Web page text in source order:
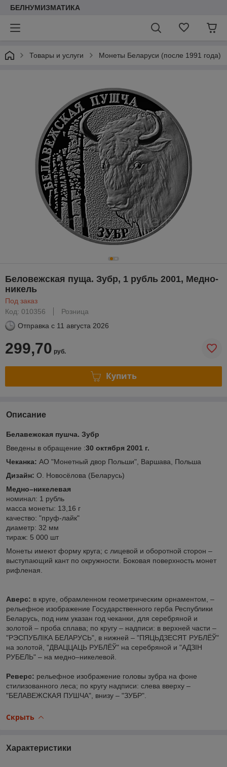
БЕЛНУМИЗМАТИКА
Товары и услуги Монеты Беларуси (после 1991 года)
Беловежская пуща. Зубр, 1 рубль 2001, Медно-
никель
Под заказ
Код: 010356
Розница
Отправка с 11 августа 2026
299,70 руб.
Купить
Описание
Белавежская пушча. Зубр
Введены в обращение :30 октября 2001 г.
Чеканка: АО "Монетный двор Польши", Варшава, Польша
Дизайн: О. Новосёлова (Беларусь)
Медно–никелевая
номинал: 1 рубль
масса монеты: 13,16 г
качество: "пруф-лайк"
диаметр: 32 мм
тираж: 5 000 шт
Монеты имеют форму круга; с лицевой и оборотной сторон –
выступающий кант по окружности. Боковая поверхность монет
рифленая.
Аверс: в круге, обрамленном геометрическим орнаментом, –
рельефное изображение Государственного герба Республики
Беларусь, под ним указан год чеканки, для серебряной и
золотой – проба сплава; по кругу – надписи: в верхней части –
"РЭСПУБЛIКА БЕЛАРУСЬ", в нижней – "ПЯЦЬДЗЕСЯТ РУБЛЁЎ"
на золотой, "ДВАЦЦАЦЬ РУБЛЁЎ" на серебряной и "АДЗIН
РУБЕЛЬ" – на медно–никелевой.
Реверс: рельефное изображение головы зубра на фоне
стилизованного леса; по кругу надписи: слева вверху –
"БЕЛАВЕЖСКАЯ ПУШЧА", внизу – "ЗУБР".
Скрыть
Характеристики